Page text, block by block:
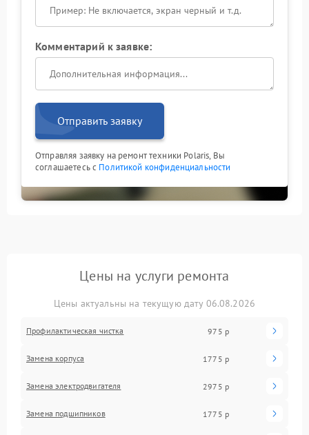
Комментарий к заявке:
Отправить заявку
Отправляя заявку на ремонт техники Polaris, Вы
соглашаетесь с Политикой конфиденциальности
Цены на услуги ремонта
Цены актуальны на текущую дату 06.08.2026
Профилактическая чистка 975 р
Замена корпуса 1775 р
Замена электродвигателя 2975 р
Замена подшипников 1775 р